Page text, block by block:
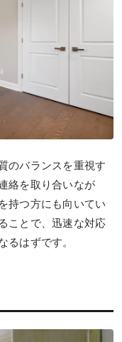
のバランスを重視す
絡を取り合いなが
持つ方にも向いてい
ことで、迅速な対応
るはずです。